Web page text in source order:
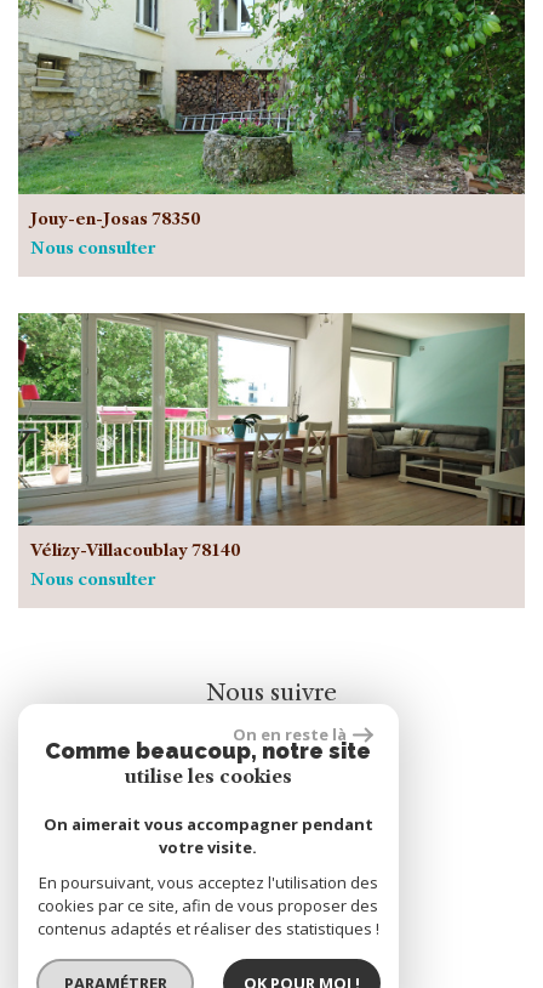
Jouy-en-Josas 78350
Nous consulter
Vélizy-Villacoublay 78140
Nous consulter
Nous suivre
rèalisé par
On en reste là
Comme beaucoup, notre site
utilise les cookies
On aimerait vous accompagner pendant
votre visite.
En poursuivant, vous acceptez l'utilisation des
cookies par ce site, afin de vous proposer des
contenus adaptés et réaliser des statistiques !
PARAMÉTRER OK POUR MOI !